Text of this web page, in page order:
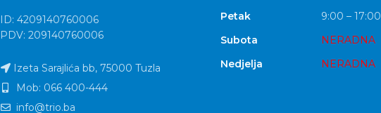
ID: 4209140760006
PDV: 209140760006
Izeta Sarajlića bb, 75000 Tuzla
Mob: 066 400-444
info@trio.ba
Petak
9:00 – 17:00
Subota
NERADNA
Nedjelja
NERADNA